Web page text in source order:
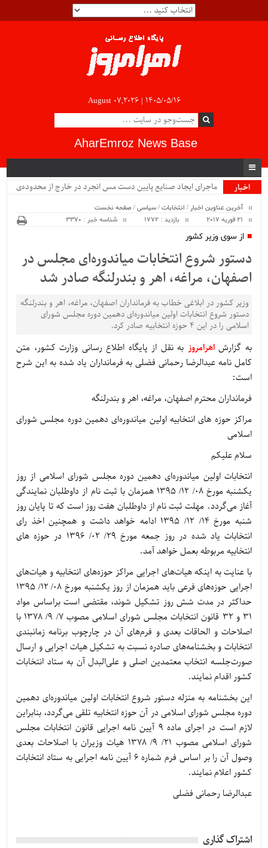
August 07,2026 | ۱۴۰۵/۰۵/۱۶
AharEmroz News Base
اخبار
ماجرای ایجاد صنایع پایین دست مس انجرد در خارج از محدوده‌ی
آخرین عناوین اخبار / انتخابات/سیاسی/صفحه نخست
بازدید : 1772 شناسه خبر : 3370
از سوی وزیر کشور
دستور شروع انتخابات میاندوره‌ای مجلس در
اصفهان، مراغه، اهر و بندرلنگه صادر شد
وزیر کشور در ابلاغی خطاب به فرمانداران اصفهان، مراغه، اهر و بندرلنگه
دستور شروع انتخابات اولین میاندوره‌ای دهمین دوره مجلس شورای
اسلامی را در این ۴ حوزه انتخابیه صادر کرد.
به گزارشاهرامروز به نقل از پایگاه اطلاع رسانی وزارت کشور، متن
کامل نامه عبدالرضا رحمانی فضلی به فرمانداران یاد شده به این شرح
است:
فرمانداران محترم اصفهان، مراغه، اهر و بندرلنگه
مراکز حوزه های انتخابیه اولین میاندوره‌ای دهمین دوره مجلس شورای
اسلامی
سلام علیکم
انتخابات اولین میاندوره‌ای دهمین دوره مجلس شورای اسلامی از روز
یکشنبه مورخ ۰۸/ ۱۲/ ۱۳۹۵ همزمان با ثبت نام از داوطلبان نمایندگی
آغاز می‌گردد. مهلت ثبت نام از داوطلبان هفت روز است که تا پایان روز
شنبه مورخ ۱۴/ ۱۲/ ۱۳۹۵ ادامه خواهد داشت و همچنین اخذ رای
انتخابات یاد شده در روز جمعه مورخ ۲۹/ ۰۲/ ۱۳۹۶ در حوزه های
انتخابیه مربوطه بعمل خواهد آمد.
با عنایت به اینکه هیات‌های اجرایی مراکز حوزه‌های انتخابیه و هیات‌های
اجرایی حوزه‌های فرعی باید همزمان از روز یکشنبه مورخ ۰۸/ ۱۲/ ۱۳۹۵
حداکثر در مدت شش روز تشکیل شوند، مقتضی است براساس مواد
۳۱ و ۳۲ قانون انتخابات مجلس شورای اسلامی مصوب ۷/ ۹/ ۱۳۷۸ با
اصلاحات و الحاقات بعدی و فرم‌های آن در چارچوب برنامه زمانبندی
انتخابات و بخشنامه‌های صادره نسبت به تشکیل هیات اجرایی و ارسال
صورت‌جلسه انتخاب معتمدین اصلی و علی‌البدل آن به ستاد انتخابات
کشور اقدام نمایند.
این بخشنامه به منزله دستور شروع انتخابات اولین میاندوره‌ای دهمین
دوره مجلس شورای اسلامی در آن حوزه انتخابیه تلقی می‌گردد، بنابراین
لازم است در اجرای ماده ۹ آیین نامه اجرایی قانون انتخابات مجلس
شورای اسلامی مصوب ۲۱/ ۹/ ۱۳۷۸ هیات وزیران با اصلاحات بعدی
وصول آن را بر اساس فرم شماره ۶ آیین نامه اجرایی به ستاد انتخابات
کشور اعلام نمایند.
عبدالرضا رحمانی فضلی
اشتراک گذاری